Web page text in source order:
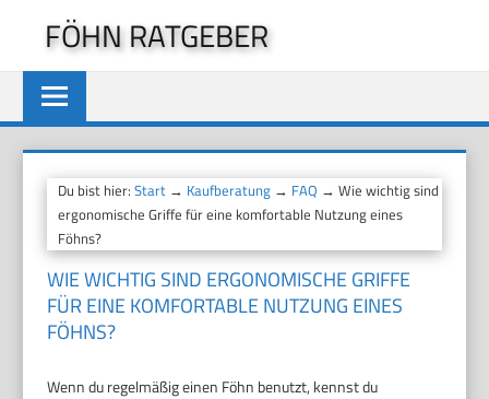
springen
FÖHN RATGEBER
Du bist hier:Start → Kaufberatung → FAQ → Wie wichtig sind
ergonomische Griffe für eine komfortable Nutzung eines
Föhns?
WIE WICHTIG SIND ERGONOMISCHE GRIFFE
FÜR EINE KOMFORTABLE NUTZUNG EINES
FÖHNS?
Wenn du regelmäßig einen Föhn benutzt, kennst du